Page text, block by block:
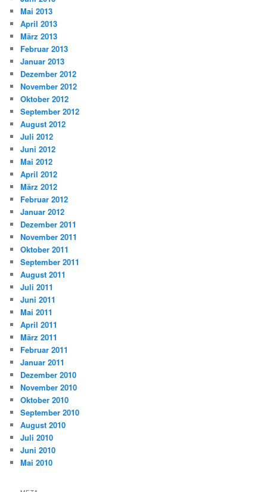
Mai 2013
April 2013
März 2013
Februar 2013
Januar 2013
Dezember 2012
November 2012
Oktober 2012
September 2012
August 2012
Juli 2012
Juni 2012
Mai 2012
April 2012
März 2012
Februar 2012
Januar 2012
Dezember 2011
November 2011
Oktober 2011
September 2011
August 2011
Juli 2011
Juni 2011
Mai 2011
April 2011
März 2011
Februar 2011
Januar 2011
Dezember 2010
November 2010
Oktober 2010
September 2010
August 2010
Juli 2010
Juni 2010
Mai 2010